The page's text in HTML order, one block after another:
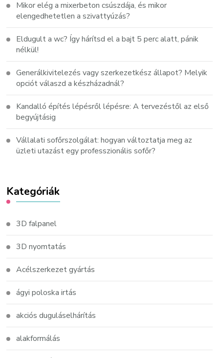
Mikor elég a mixerbeton csúszdája, és mikor
elengedhetetlen a szivattyúzás?
Eldugult a wc? Így hárítsd el a bajt 5 perc alatt, pánik
nélkül!
Generálkivitelezés vagy szerkezetkész állapot? Melyik
opciót válaszd a készházadnál?
Kandalló építés lépésről lépésre: A tervezéstől az első
begyújtásig
Vállalati sofőrszolgálat: hogyan változtatja meg az
üzleti utazást egy professzionális sofőr?
Kategóriák
3D falpanel
3D nyomtatás
Acélszerkezet gyártás
ágyi poloska irtás
akciós duguláselhárítás
alakformálás